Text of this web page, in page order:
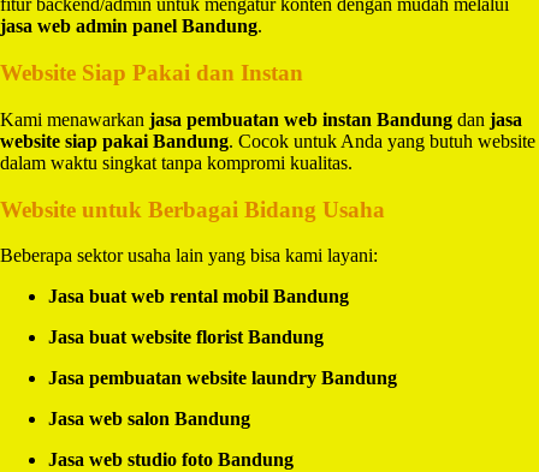
fitur backend/admin untuk mengatur konten dengan mudah melalui
jasa web admin panel Bandung.
Website Siap Pakai dan Instan
Kami menawarkan jasa pembuatan web instan Bandung dan jasa
website siap pakai Bandung. Cocok untuk Anda yang butuh website
dalam waktu singkat tanpa kompromi kualitas.
Website untuk Berbagai Bidang Usaha
Beberapa sektor usaha lain yang bisa kami layani:
Jasa buat web rental mobil Bandung
Jasa buat website florist Bandung
Jasa pembuatan website laundry Bandung
Jasa web salon Bandung
Jasa web studio foto Bandung